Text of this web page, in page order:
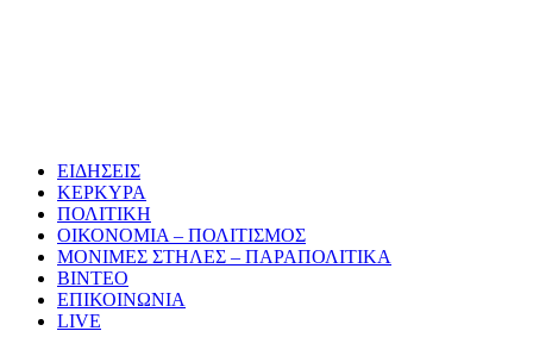
ΕΙΔΗΣΕΙΣ
ΚΕΡΚΥΡΑ
ΠΟΛΙΤΙΚΗ
ΟΙΚΟΝΟΜΙΑ – ΠΟΛΙΤΙΣΜΟΣ
ΜΟΝΙΜΕΣ ΣΤΗΛΕΣ – ΠΑΡΑΠΟΛΙΤΙΚΑ
ΒΙΝΤΕΟ
ΕΠΙΚΟΙΝΩΝΙΑ
LIVE